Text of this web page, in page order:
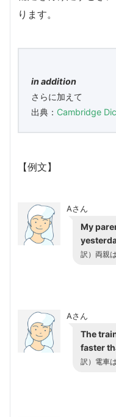
ります。
in addition
さらに加えて
出典： Cambridge
【例文】
Aさん
My
訳）両親
Aさん
The
faster
訳）電車